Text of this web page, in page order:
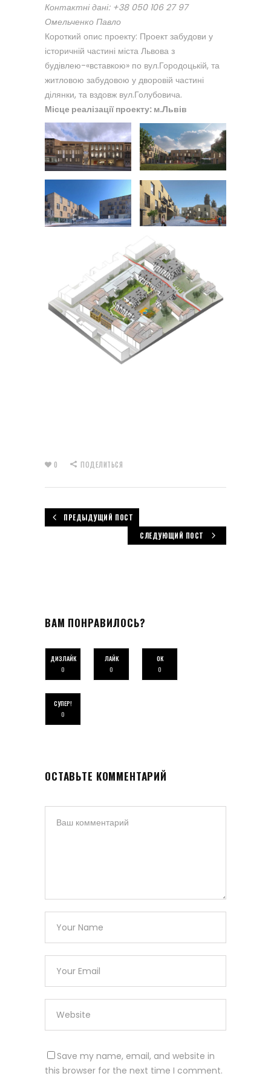
Контактні дані: +38 050 106 27 97
Омельченко Павло
Короткий опис проекту: Проект забудови у
історичній частині міста Львова з
будівлею-«вставкою» по вул.Городоцькій, та
житловою забудовою у дворовій частині
ділянки, та вздовж вул.Голубовича.
Місце реалізації проекту: м.Львів
0 ПОДЕЛИТЬСЯ
ПРЕДЫДУЩИЙ ПОСТ
СЛЕДУЮЩИЙ ПОСТ
ВАМ ПОНРАВИЛОСЬ?
ДИЗЛАЙК
0
ЛАЙК
0
ОК
0
СУПЕР!
0
ОСТАВЬТЕ КОММЕНТАРИЙ
Save my name, email, and website in
this browser for the next time I comment.